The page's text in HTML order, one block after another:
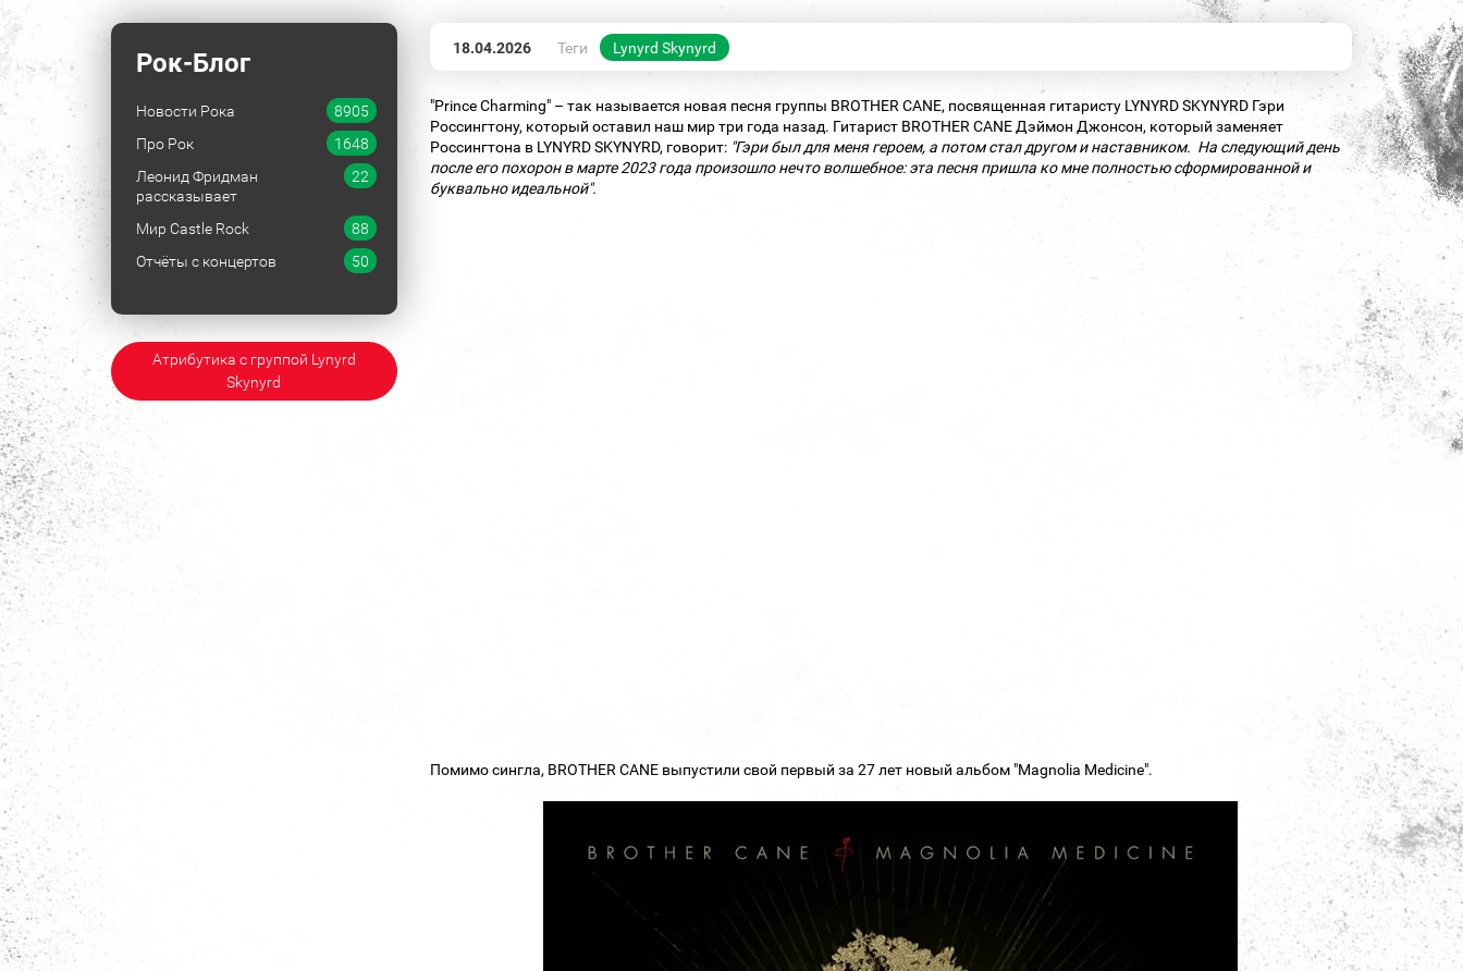
Рок-Блог
Новости Рока
8905
Про Рок
1648
Леонид Фридман
рассказывает
22
Мир Castle Rock
88
Отчёты с концертов
50
Атрибутика с группой Lynyrd
Skynyrd
18.04.2026 Теги Lynyrd Skynyrd
"Prince Charming" – так называется новая песня группы BROTHER CANE, посвященная гитаристу LYNYRD SKYNYRD Гэри
Россингтону, который оставил наш мир три года назад. Гитарист BROTHER CANE Дэймон Джонсон, который заменяет
Россингтона в LYNYRD SKYNYRD, говорит: "Гэри был для меня героем, а потом стал другом и наставником. На следующий день
после его похорон в марте 2023 года произошло нечто волшебное: эта песня пришла ко мне полностью сформированной и
буквально идеальной".
Помимо сингла, BROTHER CANE выпустили свой первый за 27 лет новый альбом "Magnolia Medicine".